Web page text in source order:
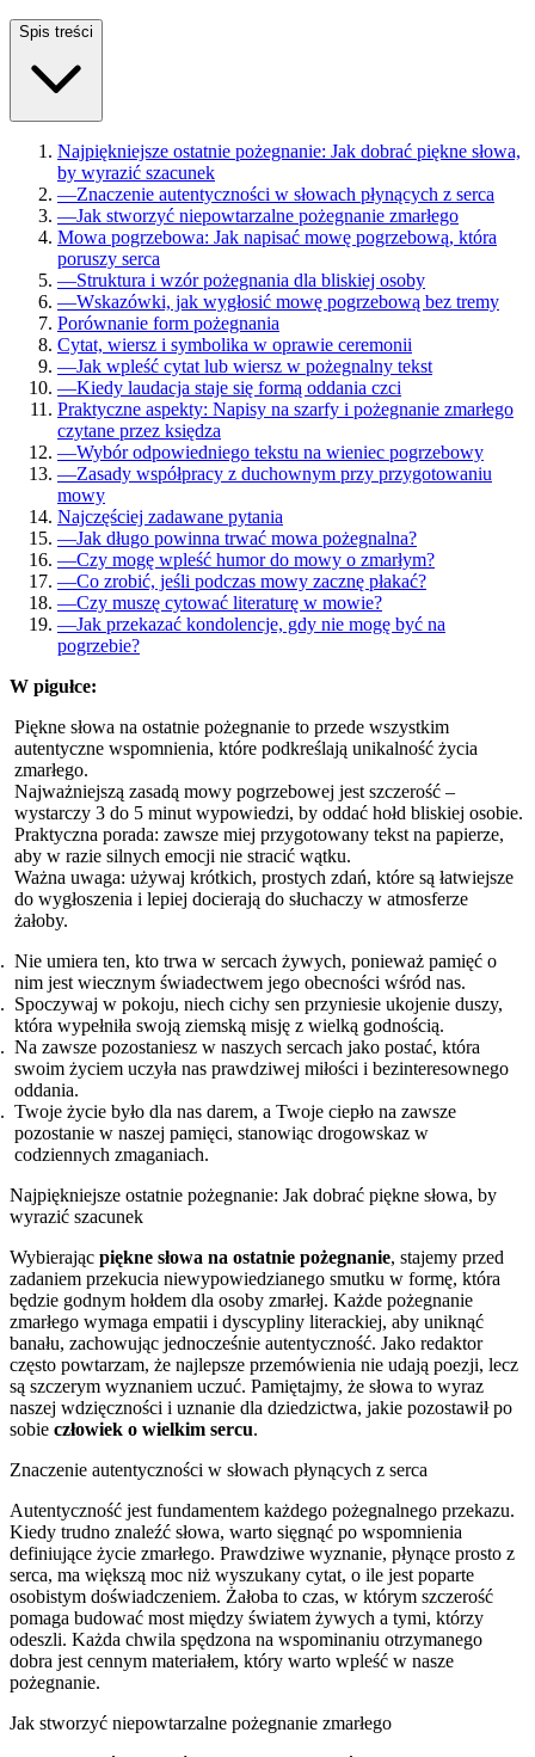
Spis treści
Najpiękniejsze ostatnie pożegnanie: Jak dobrać piękne słowa,
by wyrazić szacunek
—Znaczenie autentyczności w słowach płynących z serca
—Jak stworzyć niepowtarzalne pożegnanie zmarłego
Mowa pogrzebowa: Jak napisać mowę pogrzebową, która
poruszy serca
—Struktura i wzór pożegnania dla bliskiej osoby
—Wskazówki, jak wygłosić mowę pogrzebową bez tremy
Porównanie form pożegnania
Cytat, wiersz i symbolika w oprawie ceremonii
—Jak wpleść cytat lub wiersz w pożegnalny tekst
—Kiedy laudacja staje się formą oddania czci
Praktyczne aspekty: Napisy na szarfy i pożegnanie zmarłego
czytane przez księdza
—Wybór odpowiedniego tekstu na wieniec pogrzebowy
—Zasady współpracy z duchownym przy przygotowaniu
mowy
Najczęściej zadawane pytania
—Jak długo powinna trwać mowa pożegnalna?
—Czy mogę wpleść humor do mowy o zmarłym?
—Co zrobić, jeśli podczas mowy zacznę płakać?
—Czy muszę cytować literaturę w mowie?
—Jak przekazać kondolencje, gdy nie mogę być na
pogrzebie?
W pigułce:
Piękne słowa na ostatnie pożegnanie to przede wszystkim
autentyczne wspomnienia, które podkreślają unikalność życia
zmarłego.
Najważniejszą zasadą mowy pogrzebowej jest szczerość –
wystarczy 3 do 5 minut wypowiedzi, by oddać hołd bliskiej osobie.
Praktyczna porada: zawsze miej przygotowany tekst na papierze,
aby w razie silnych emocji nie stracić wątku.
Ważna uwaga: używaj krótkich, prostych zdań, które są łatwiejsze
do wygłoszenia i lepiej docierają do słuchaczy w atmosferze
żałoby.
Nie umiera ten, kto trwa w sercach żywych, ponieważ pamięć o
nim jest wiecznym świadectwem jego obecności wśród nas.
Spoczywaj w pokoju, niech cichy sen przyniesie ukojenie duszy,
która wypełniła swoją ziemską misję z wielką godnością.
Na zawsze pozostaniesz w naszych sercach jako postać, która
swoim życiem uczyła nas prawdziwej miłości i bezinteresownego
oddania.
Twoje życie było dla nas darem, a Twoje ciepło na zawsze
pozostanie w naszej pamięci, stanowiąc drogowskaz w
codziennych zmaganiach.
Najpiękniejsze ostatnie pożegnanie: Jak dobrać piękne słowa, by
wyrazić szacunek
Wybierając piękne słowa na ostatnie pożegnanie, stajemy przed
zadaniem przekucia niewypowiedzianego smutku w formę, która
będzie godnym hołdem dla osoby zmarłej. Każde pożegnanie
zmarłego wymaga empatii i dyscypliny literackiej, aby uniknąć
banału, zachowując jednocześnie autentyczność. Jako redaktor
często powtarzam, że najlepsze przemówienia nie udają poezji, lecz
są szczerym wyznaniem uczuć. Pamiętajmy, że słowa to wyraz
naszej wdzięczności i uznanie dla dziedzictwa, jakie pozostawił po
sobie człowiek o wielkim sercu.
Znaczenie autentyczności w słowach płynących z serca
Autentyczność jest fundamentem każdego pożegnalnego przekazu.
Kiedy trudno znaleźć słowa, warto sięgnąć po wspomnienia
definiujące życie zmarłego. Prawdziwe wyznanie, płynące prosto z
serca, ma większą moc niż wyszukany cytat, o ile jest poparte
osobistym doświadczeniem. Żałoba to czas, w którym szczerość
pomaga budować most między światem żywych a tymi, którzy
odeszli. Każda chwila spędzona na wspominaniu otrzymanego
dobra jest cennym materiałem, który warto wpleść w nasze
pożegnanie.
Jak stworzyć niepowtarzalne pożegnanie zmarłego